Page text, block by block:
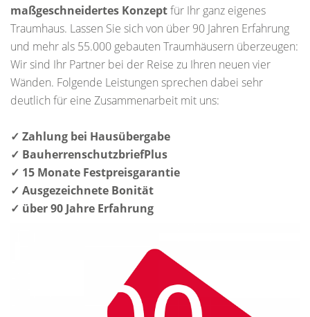
maßgeschneidertes Konzeptfür Ihr ganz eigenes
Traumhaus. Lassen Sie sich von über 90 Jahren Erfahrung
und mehr als 55.000 gebauten Traumhäusern überzeugen:
Wir sind Ihr Partner bei der Reise zu Ihren neuen vier
Wänden. Folgende Leistungen sprechen dabei sehr
deutlich für eine Zusammenarbeit mit uns:
✓ Zahlung bei Hausübergabe
✓ BauherrenschutzbriefPlus
✓ 15 Monate Festpreisgarantie
✓ Ausgezeichnete Bonität
✓ über 90 Jahre Erfahrung